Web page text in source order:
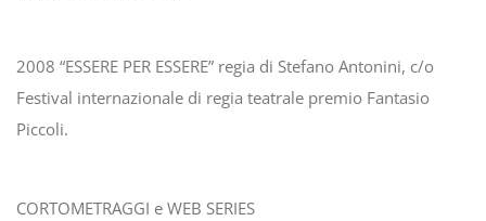
2008 “ESSERE PER ESSERE” regia di Stefano Antonini, c/o
Festival internazionale di regia teatrale premio Fantasio
Piccoli.
CORTOMETRAGGI e WEB SERIES